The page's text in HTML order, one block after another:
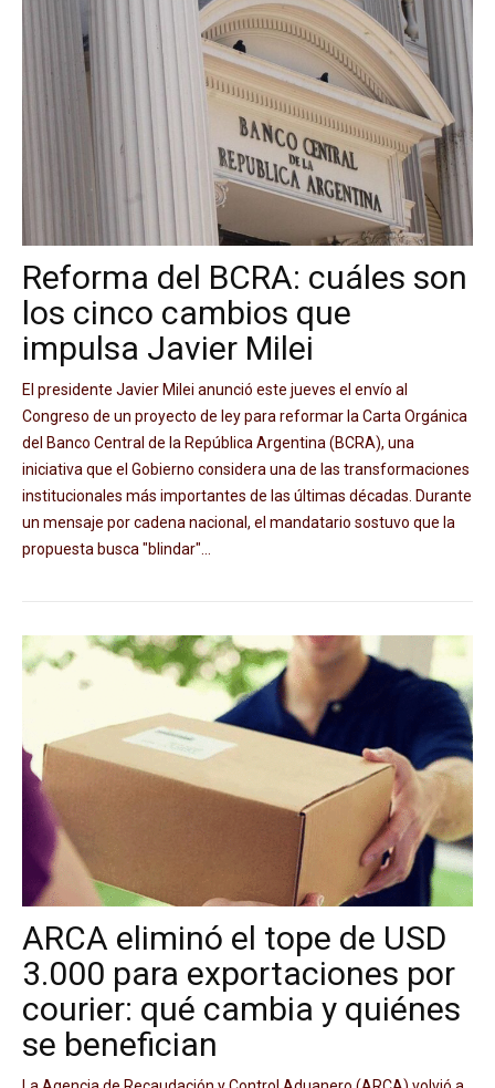
Reforma del BCRA: cuáles son
los cinco cambios que
impulsa Javier Milei
El presidente Javier Milei anunció este jueves el envío al
Congreso de un proyecto de ley para reformar la Carta Orgánica
del Banco Central de la República Argentina (BCRA), una
iniciativa que el Gobierno considera una de las transformaciones
institucionales más importantes de las últimas décadas. Durante
un mensaje por cadena nacional, el mandatario sostuvo que la
propuesta busca "blindar"...
ARCA eliminó el tope de USD
3.000 para exportaciones por
courier: qué cambia y quiénes
se benefician